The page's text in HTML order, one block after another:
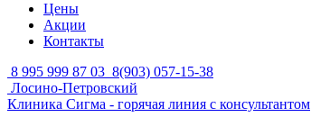
Цены
Акции
Контакты
8 995 999 87 03 8(903) 057-15-38
Лосино-Петровский
Клиника Сигма - горячая линия с консультантом